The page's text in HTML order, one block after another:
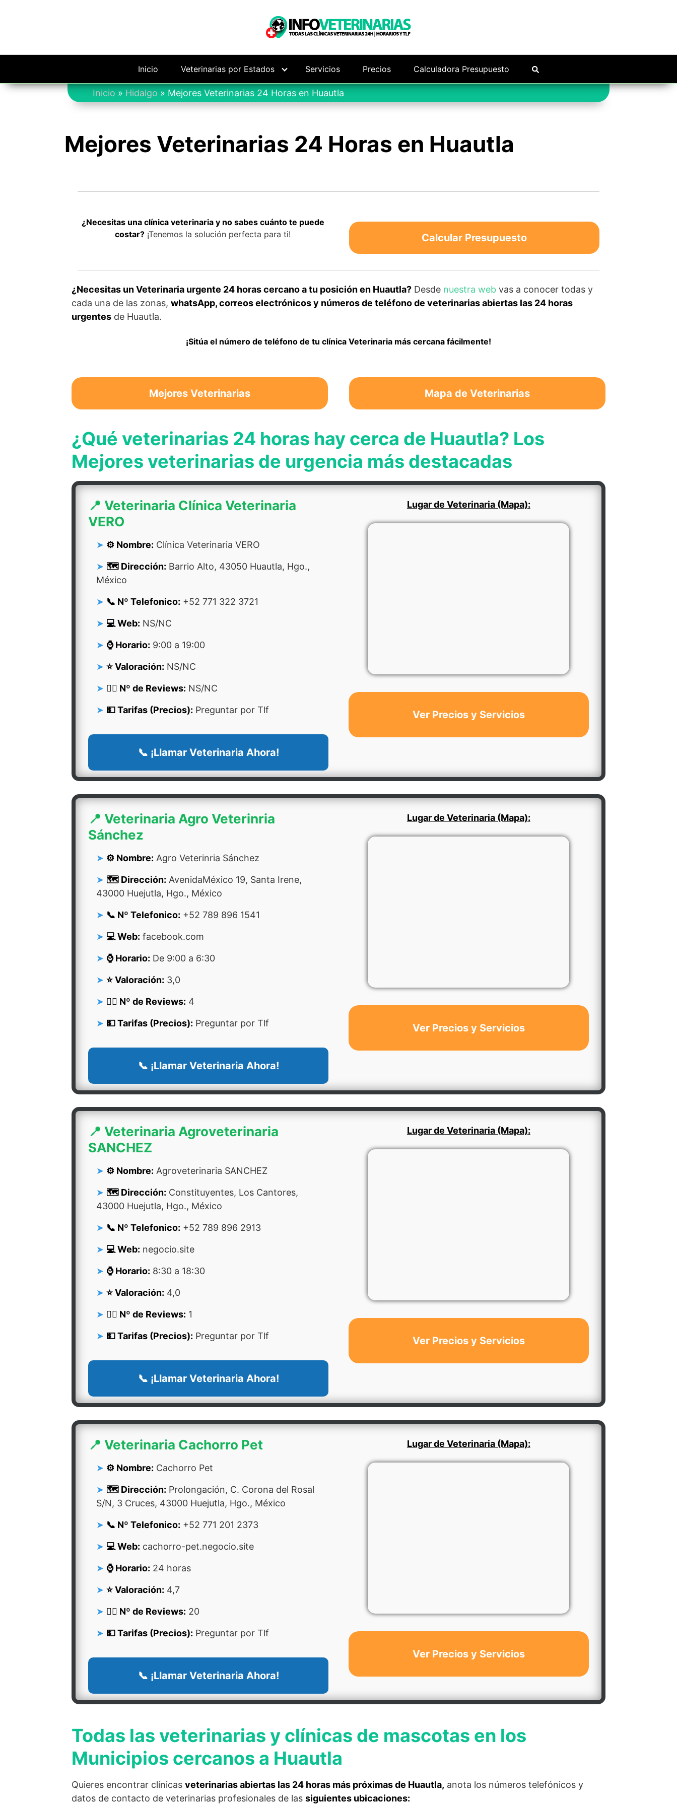
Inicio Veterinarias por Estados Servicios Precios Calculadora Presupuesto
Inicio » Hidalgo » Mejores Veterinarias 24 Horas en Huautla
Mejores Veterinarias 24 Horas en Huautla
¿Necesitas una clínica veterinaria y no sabes cuánto te puede
costar? ¡Tenemos la solución perfecta para ti! Calcular Presupuesto
¿Necesitas un Veterinaria urgente 24 horas cercano a tu posición en Huautla? Desde nuestra web vas a conocer todas y
cada una de las zonas, whatsApp, correos electrónicos y números de teléfono de veterinarias abiertas las 24 horas
urgentes de Huautla.
¡Sitúa el número de teléfono de tu clínica Veterinaria más cercana fácilmente!
Mejores Veterinarias Mapa de Veterinarias
¿Qué veterinarias 24 horas hay cerca de Huautla? Los
Mejores veterinarias de urgencia más destacadas
📍 Veterinaria Clínica Veterinaria
VERO
⚙️ Nombre: Clínica Veterinaria VERO
🗺️ Dirección: Barrio Alto, 43050 Huautla, Hgo.,
México
📞 Nº Telefonico: +52 771 322 3721
💻 Web: NS/NC
⌚ Horario: 9:00 a 19:00
⭐ Valoración: NS/NC
👍🏻 Nº de Reviews: NS/NC
💵 Tarifas (Precios): Preguntar por Tlf
📞 ¡Llamar Veterinaria Ahora!
Lugar de Veterinaria (Mapa):
Ver Precios y Servicios
📍 Veterinaria Agro Veterinria
Sánchez
⚙️ Nombre: Agro Veterinria Sánchez
🗺️ Dirección: AvenidaMéxico 19, Santa Irene,
43000 Huejutla, Hgo., México
📞 Nº Telefonico: +52 789 896 1541
💻 Web: facebook.com
⌚ Horario: De 9:00 a 6:30
⭐ Valoración: 3,0
👍🏻 Nº de Reviews: 4
💵 Tarifas (Precios): Preguntar por Tlf
📞 ¡Llamar Veterinaria Ahora!
Lugar de Veterinaria (Mapa):
Ver Precios y Servicios
📍 Veterinaria Agroveterinaria
SANCHEZ
⚙️ Nombre: Agroveterinaria SANCHEZ
🗺️ Dirección: Constituyentes, Los Cantores,
43000 Huejutla, Hgo., México
📞 Nº Telefonico: +52 789 896 2913
💻 Web: negocio.site
⌚ Horario: 8:30 a 18:30
⭐ Valoración: 4,0
👍🏻 Nº de Reviews: 1
💵 Tarifas (Precios): Preguntar por Tlf
📞 ¡Llamar Veterinaria Ahora!
Lugar de Veterinaria (Mapa):
Ver Precios y Servicios
📍 Veterinaria Cachorro Pet
⚙️ Nombre: Cachorro Pet
🗺️ Dirección: Prolongación, C. Corona del Rosal
S/N, 3 Cruces, 43000 Huejutla, Hgo., México
📞 Nº Telefonico: +52 771 201 2373
💻 Web: cachorro-pet.negocio.site
⌚ Horario: 24 horas
⭐ Valoración: 4,7
👍🏻 Nº de Reviews: 20
💵 Tarifas (Precios): Preguntar por Tlf
📞 ¡Llamar Veterinaria Ahora!
Lugar de Veterinaria (Mapa):
Ver Precios y Servicios
Todas las veterinarias y clínicas de mascotas en los
Municipios cercanos a Huautla
Quieres encontrar clínicas veterinarias abiertas las 24 horas más próximas de Huautla, anota los números telefónicos y
datos de contacto de veterinarias profesionales de las siguientes ubicaciones: